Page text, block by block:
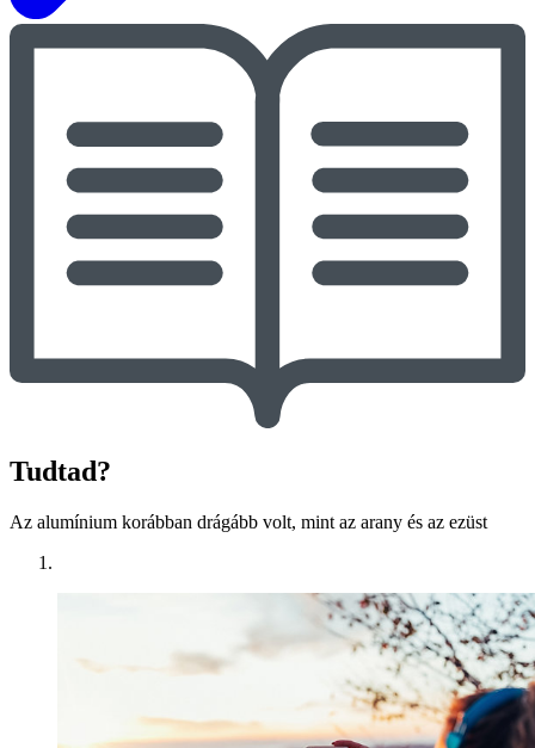
Tudtad?
Az alumínium korábban drágább volt, mint az arany és az ezüst